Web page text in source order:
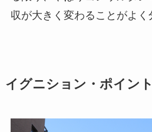
収が大きく変わることがよく
イグニション・ポイン